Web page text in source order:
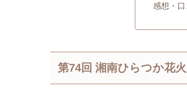
感想・
第74回 湘南ひらつか花